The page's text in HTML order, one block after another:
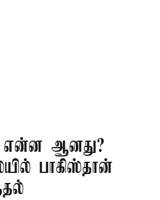
என்ன ஆனது?
பாகிஸ்தான்